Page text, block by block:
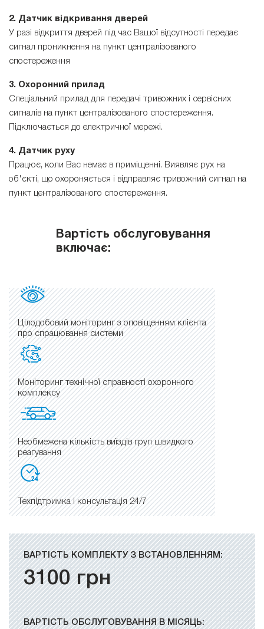
2. Датчик відкривання дверей
У разі відкриття дверей під час Вашої відсутності передає
сигнал проникнення на пункт централізованого
спостереження
3. Охоронний прилад
Спеціальний прилад для передачі тривожних і сервісних
сигналів на пункт централізованого спостереження.
Підключається до електричної мережі.
4. Датчик руху
Працює, коли Вас немає в приміщенні. Виявляє рух на
об'єкті, що охороняється і відправляє тривожний сигнал на
пункт централізованого спостереження.
Вартість обслуговування
включає:
Цілодобовий моніторинг з оповіщенням клієнта
про спрацювання системи
Моніторинг технічної справності охоронного
комплексу
Необмежена кількість виїздів груп швидкого
реагування
Техпідтримка і консультація 24/7
ВАРТІСТЬ КОМПЛЕКТУ З ВСТАНОВЛЕННЯМ:
3100грн
ВАРТІСТЬ ОБСЛУГОВУВАННЯ В МІСЯЦЬ: